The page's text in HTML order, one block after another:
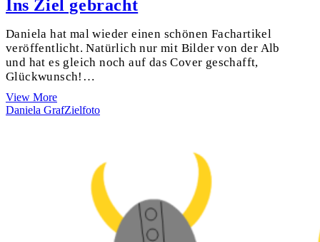
Ins Ziel gebracht
Daniela hat mal wieder einen schönen Fachartikel
veröffentlicht. Natürlich nur mit Bilder von der Alb
und hat es gleich noch auf das Cover geschafft,
Glückwunsch!…
View MoreIns
Ziel
Daniela GrafZielfoto